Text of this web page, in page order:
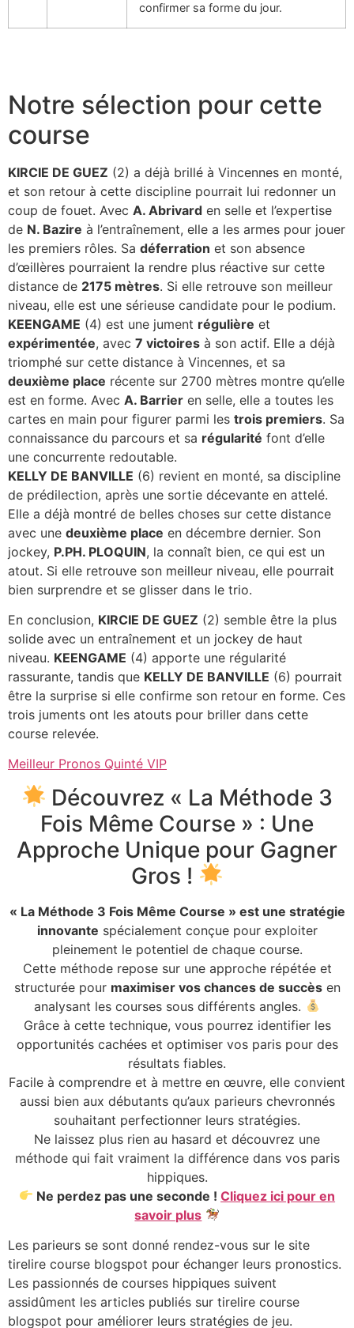
confirmer sa forme du jour.
Notre sélection pour cette
course
KIRCIE DE GUEZ (2) a déjà brillé à Vincennes en monté,
et son retour à cette discipline pourrait lui redonner un
coup de fouet. Avec A. Abrivard en selle et l’expertise
de N. Bazire à l’entraînement, elle a les armes pour jouer
les premiers rôles. Sa déferration et son absence
d’œillères pourraient la rendre plus réactive sur cette
distance de 2175 mètres. Si elle retrouve son meilleur
niveau, elle est une sérieuse candidate pour le podium.
KEENGAME (4) est une jument régulière et
expérimentée, avec 7 victoires à son actif. Elle a déjà
triomphé sur cette distance à Vincennes, et sa
deuxième place récente sur 2700 mètres montre qu’elle
est en forme. Avec A. Barrier en selle, elle a toutes les
cartes en main pour figurer parmi les trois premiers. Sa
connaissance du parcours et sa régularité font d’elle
une concurrente redoutable.
KELLY DE BANVILLE (6) revient en monté, sa discipline
de prédilection, après une sortie décevante en attelé.
Elle a déjà montré de belles choses sur cette distance
avec une deuxième place en décembre dernier. Son
jockey, P.PH. PLOQUIN, la connaît bien, ce qui est un
atout. Si elle retrouve son meilleur niveau, elle pourrait
bien surprendre et se glisser dans le trio.
En conclusion, KIRCIE DE GUEZ (2) semble être la plus
solide avec un entraînement et un jockey de haut
niveau. KEENGAME (4) apporte une régularité
rassurante, tandis que KELLY DE BANVILLE (6) pourrait
être la surprise si elle confirme son retour en forme. Ces
trois juments ont les atouts pour briller dans cette
course relevée.
Meilleur Pronos Quinté VIP
Découvrez « La Méthode 3
Fois Même Course » : Une
Approche Unique pour Gagner
Gros !
« La Méthode 3 Fois Même Course » est une stratégie
innovante spécialement conçue pour exploiter
pleinement le potentiel de chaque course.
Cette méthode repose sur une approche répétée et
structurée pour maximiser vos chances de succèsen
analysant les courses sous différents angles.
Grâce à cette technique, vous pourrez identifier les
opportunités cachées et optimiser vos paris pour des
résultats fiables.
Facile à comprendre et à mettre en œuvre, elle convient
aussi bien aux débutants qu’aux parieurs chevronnés
souhaitant perfectionner leurs stratégies.
Ne laissez plus rien au hasard et découvrez une
méthode qui fait vraiment la différence dans vos paris
hippiques.
Ne perdez pas une seconde !Cliquez ici pour en
savoir plus
Les parieurs se sont donné rendez-vous sur le site
tirelire course blogspot pour échanger leurs pronostics.
Les passionnés de courses hippiques suivent
assidûment les articles publiés sur tirelire course
blogspot pour améliorer leurs stratégies de jeu.